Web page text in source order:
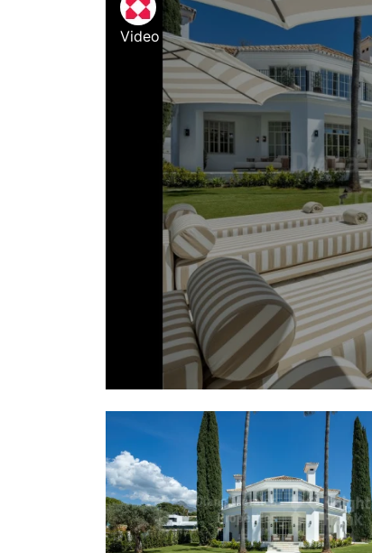
Video